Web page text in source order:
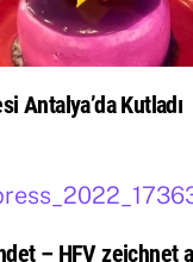
Antalya’da Kutladı
– HFV zeichnet